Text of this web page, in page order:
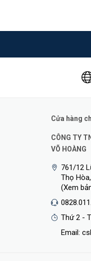
Cửa hàng
CÔNG TY
VÕ HOÀNG
761/12
Thọ
(Xem
Thứ 2 -
Email: